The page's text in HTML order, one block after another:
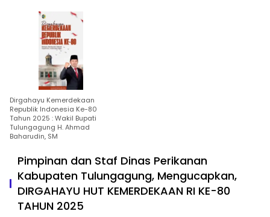
Dirgahayu Kemerdekaan
Republik Indonesia Ke-80
Tahun 2025 : Wakil Bupati
Tulungagung H. Ahmad
Baharudin, SM
Pimpinan dan Staf Dinas Perikanan
Kabupaten Tulungagung, Mengucapkan,
DIRGAHAYU HUT KEMERDEKAAN RI KE-80
TAHUN 2025